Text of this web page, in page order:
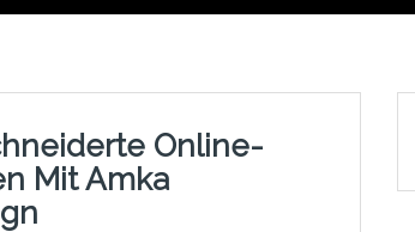
Online-
Mit Amka